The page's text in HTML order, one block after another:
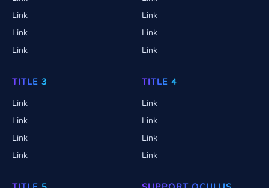
Link
Link
Link
Link
Link
Link
TITLE 3
Link
Link
Link
Link
TITLE 4
Link
Link
Link
Link